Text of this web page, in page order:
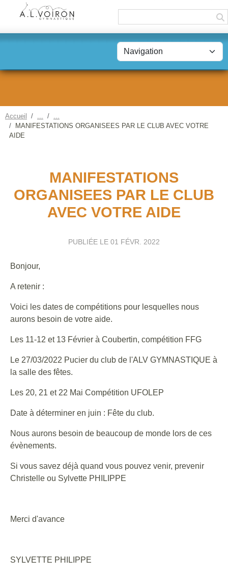
Accueil
MANIFESTATIONS ORGANISEES PAR LE CLUB AVEC VOTRE
AIDE
MANIFESTATIONS
ORGANISEES PAR LE CLUB
AVEC VOTRE AIDE
PUBLIÉE LE 01 FÉVR. 2022
Bonjour,
A retenir :
Voici les dates de compétitions pour lesquelles nous
aurons besoin de votre aide.
Les 11-12 et 13 Février à Coubertin, compétition FFG
Le 27/03/2022 Pucier du club de l'ALV GYMNASTIQUE à
la salle des fêtes.
Les 20, 21 et 22 Mai Compétition UFOLEP
Date à déterminer en juin : Fête du club.
Nous aurons besoin de beaucoup de monde lors de ces
évènements.
Si vous savez déjà quand vous pouvez venir, prevenir
Christelle ou Sylvette PHILIPPE
Merci d'avance
SYLVETTE PHILIPPE
Panneau de gestion des cookies